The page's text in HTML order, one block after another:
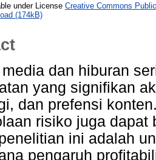
under License Creative Commons
(174kB)
dan hiburan
yang signifikan
dan prefensi
risiko juga dapat
ini adalah
pengaruh